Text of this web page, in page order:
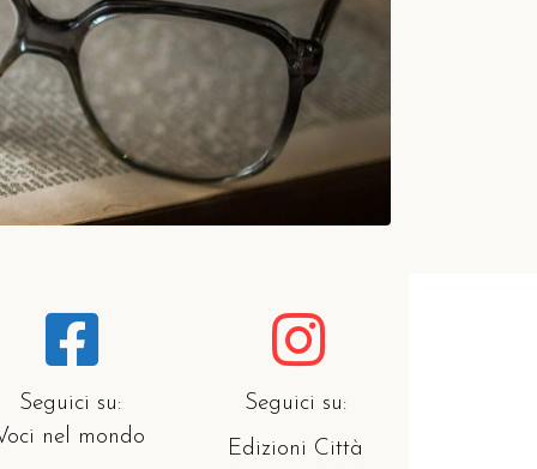
Seguici su:
nel mondo
Seguici su:
Edizioni Città